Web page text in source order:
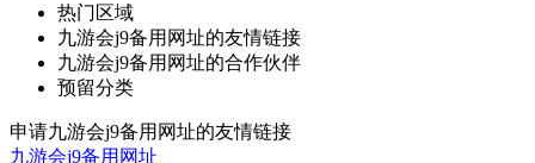
热门区域
九游会j9备用网址的友情链接
九游会j9备用网址的合作伙伴
预留分类
申请九游会j9备用网址的友情链接
九游会j9备用网址